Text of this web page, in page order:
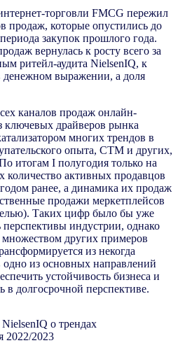
торговли FMCG пережил
продаж, которые опустились до
закупок прошлого года.
вернулась к росту всего за
ритейл-аудита NielsenIQ, к
выражении, а доля
каналов продаж онлайн-
ключевых драйверов рынка
многих трендов в
опыта, СТМ и других,
итогам I полугодия только на
количество активных продавцов
ранее, а динамика их продаж
продажи меркетплейсов
Таких цифр было бы уже
перспективы индустрии, однако
других примеров
из некогда
одно из основных направлений
устойчивость бизнеса и
в долгосрочной перспективе.
о трендах
2022/2023